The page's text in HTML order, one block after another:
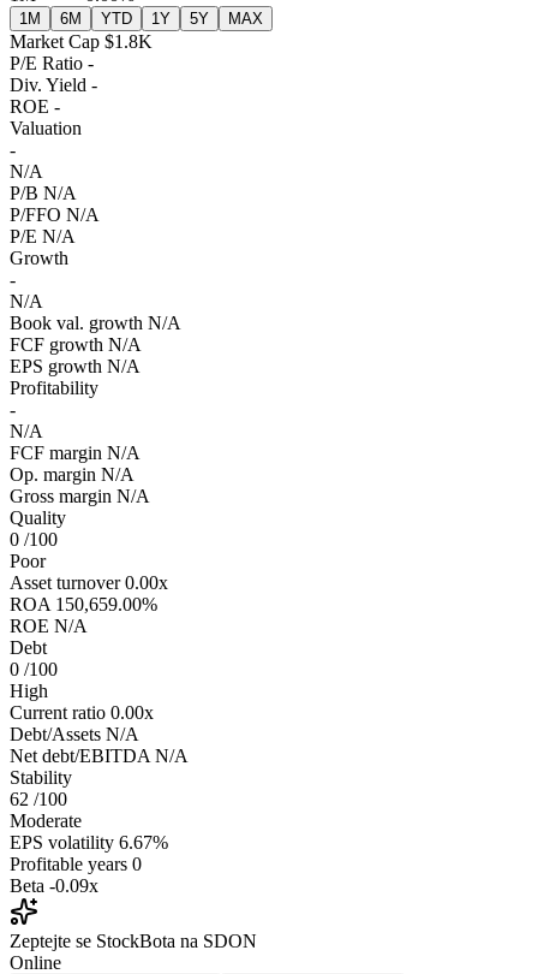
1M 6M YTD 1Y 5Y MAX
Market Cap $1.8K
P/E Ratio -
Div. Yield -
ROE -
Valuation
-
N/A
P/B N/A
P/FFO N/A
P/E N/A
Growth
-
N/A
Book val. growth N/A
FCF growth N/A
EPS growth N/A
Profitability
-
N/A
FCF margin N/A
Op. margin N/A
Gross margin N/A
Quality
0 /100
Poor
Asset turnover 0.00x
ROA 150,659.00%
ROE N/A
Debt
0 /100
High
Current ratio 0.00x
Debt/Assets N/A
Net debt/EBITDA N/A
Stability
62 /100
Moderate
EPS volatility 6.67%
Profitable years 0
Beta -0.09x
Zeptejte se StockBota na SDON
Online